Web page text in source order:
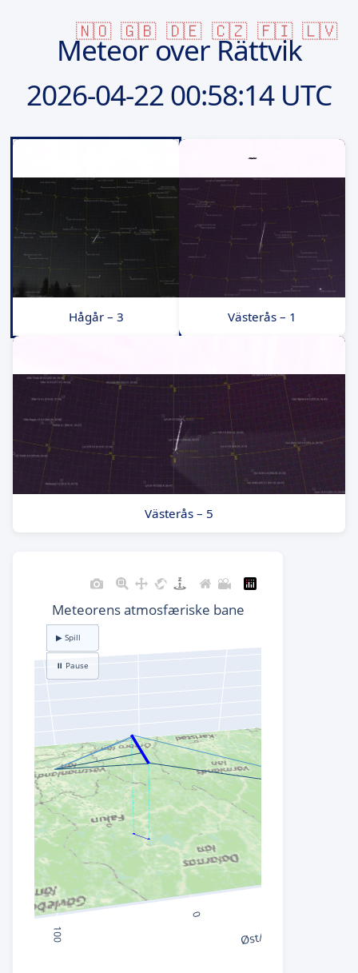
🇳🇴 🇬🇧 🇩🇪 🇨🇿 🇫🇮 🇱🇻
Meteor over Rättvik
2026-04-2200:58:14 UTC
Hågår – 3 Västerås – 1
Västerås – 5